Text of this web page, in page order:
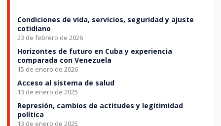
Condiciones de vida, servicios, seguridad y ajuste
cotidiano
23 de febrero de 2026
Horizontes de futuro en Cuba y experiencia
comparada con Venezuela
15 de enero de 2026
Acceso al sistema de salud
13 de enero de 2025
Represión, cambios de actitudes y legitimidad
política
13 de enero de 2025